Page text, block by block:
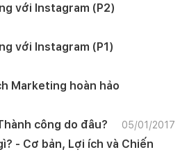
với Instagram (P2)
với Instagram (P1)
Marketing hoàn hảo
công do đâu? 05/01/2017
- Cơ bản, Lợi ích và Chiến